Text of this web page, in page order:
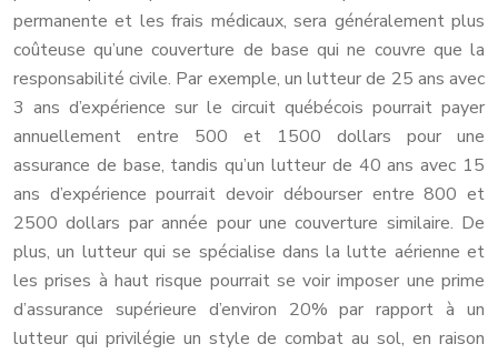
permanente et les frais médicaux, sera généralement plus
coûteuse qu’une couverture de base qui ne couvre que la
responsabilité civile. Par exemple, un lutteur de 25 ans avec
3 ans d’expérience sur le circuit québécois pourrait payer
annuellement entre 500 et 1500 dollars pour une
assurance de base, tandis qu’un lutteur de 40 ans avec 15
ans d’expérience pourrait devoir débourser entre 800 et
2500 dollars par année pour une couverture similaire. De
plus, un lutteur qui se spécialise dans la lutte aérienne et
les prises à haut risque pourrait se voir imposer une prime
d’assurance supérieure d’environ 20% par rapport à un
lutteur qui privilégie un style de combat au sol, en raison